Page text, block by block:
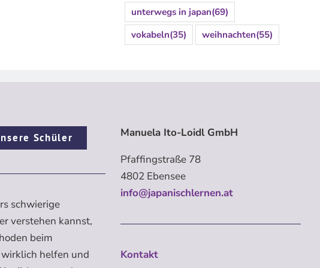
unterwegs in japan(69)
vokabeln(35) weihnachten(55)
Schüler
schwierige
verstehen kannst,
beim
helfen und
Manuela Ito-Loidl GmbH
Pfaffingstraße 78
4802 Ebensee
info@japanischlernen.at
Kontakt